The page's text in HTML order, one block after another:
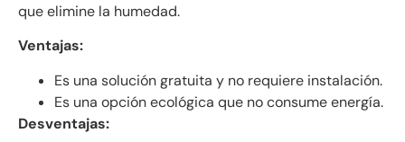
que elimine la humedad.
Ventajas:
Es una solución gratuita y no requiere instalación.
Es una opción ecológica que no consume energía.
Desventajas: